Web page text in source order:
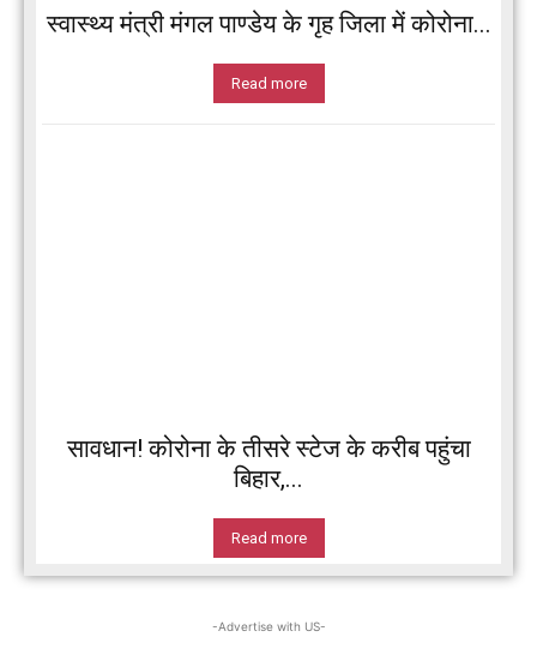
स्वास्थ्य मंत्री मंगल पाण्डेय के गृह जिला में कोरोना...
Read more
सावधान! कोरोना के तीसरे स्टेज के करीब पहुंचा
बिहार,...
Read more
-Advertise with US-